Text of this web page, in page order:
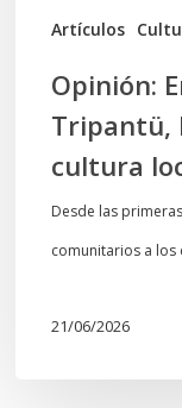
Artículos
cultura
Opinión:
Tripantü,
cultura
Desde las
comunitarios a los
21/06/2026